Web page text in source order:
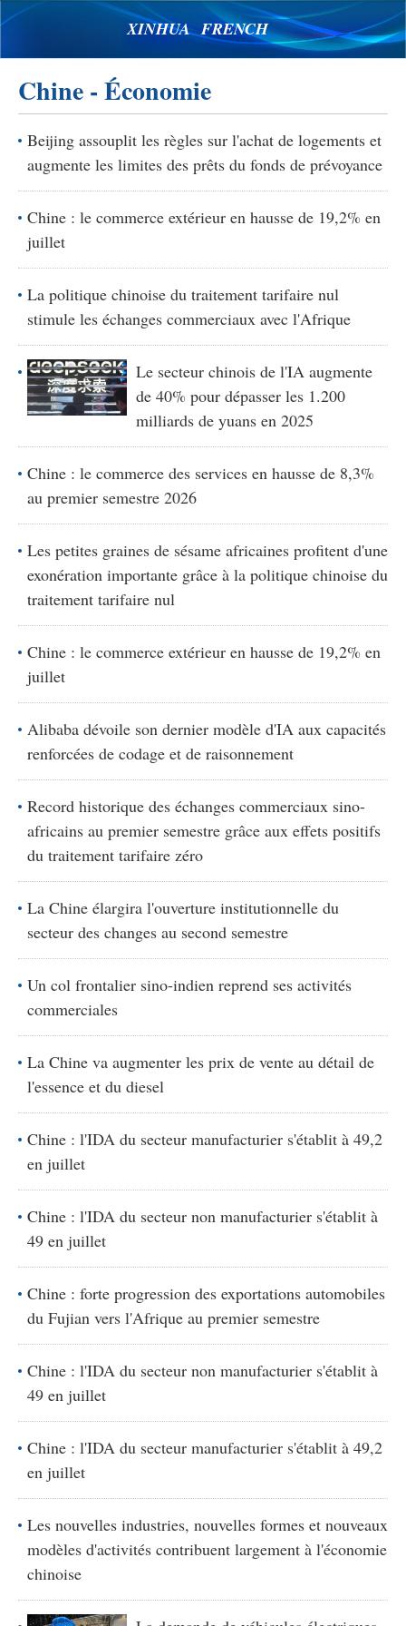
XINHUA FRENCH
Chine - Économie
Beijing assouplit les règles sur l'achat de logements et
augmente les limites des prêts du fonds de prévoyance
Chine : le commerce extérieur en hausse de 19,2% en
juillet
La politique chinoise du traitement tarifaire nul
stimule les échanges commerciaux avec l'Afrique
Le secteur chinois de l'IA augmente
de 40% pour dépasser les 1.200
milliards de yuans en 2025
Chine : le commerce des services en hausse de 8,3%
au premier semestre 2026
Les petites graines de sésame africaines profitent d'une
exonération importante grâce à la politique chinoise du
traitement tarifaire nul
Chine : le commerce extérieur en hausse de 19,2% en
juillet
Alibaba dévoile son dernier modèle d'IA aux capacités
renforcées de codage et de raisonnement
Record historique des échanges commerciaux sino-
africains au premier semestre grâce aux effets positifs
du traitement tarifaire zéro
La Chine élargira l'ouverture institutionnelle du
secteur des changes au second semestre
Un col frontalier sino-indien reprend ses activités
commerciales
La Chine va augmenter les prix de vente au détail de
l'essence et du diesel
Chine : l'IDA du secteur manufacturier s'établit à 49,2
en juillet
Chine : l'IDA du secteur non manufacturier s'établit à
49 en juillet
Chine : forte progression des exportations automobiles
du Fujian vers l'Afrique au premier semestre
Chine : l'IDA du secteur non manufacturier s'établit à
49 en juillet
Chine : l'IDA du secteur manufacturier s'établit à 49,2
en juillet
Les nouvelles industries, nouvelles formes et nouveaux
modèles d'activités contribuent largement à l'économie
chinoise